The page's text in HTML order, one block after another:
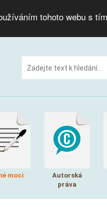
tohoto webu s
moci
Autorská
práva